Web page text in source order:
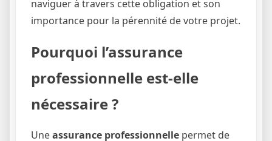
naviguer à travers cette obligation et son
importance pour la pérennité de votre projet.
Pourquoi l’assurance
professionnelle est-elle
nécessaire ?
Uneassurance professionnelle permet de